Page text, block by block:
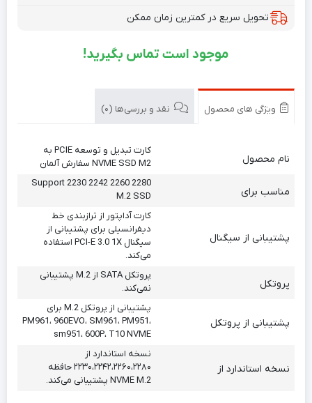
تحویل سریع در کمترین زمان ممکن
موجود است تماس بگیرید!
ویژگی های محصول نقد و بررسی‌ها (0)
نام محصول
کارت‌ تبدیل و توسعه PCIE به
NVME SSD M2 سفارش آلمان
مناسب برای
Support 2230 2242 2260 2280
M.2 SSD
پشتیبانی از سیگنال
کارت آداپتور از ترازبندی خط
دیفرانسیلی برای پشتیبانی از
سیگنال PCI-E 3.0 1X استفاده
می‌کند.
پروتکل
پروتکل SATA از M.2 پشتیبانی
نمی‌کند.
پشتیبانی از پروتکل
پشتیبانی از پروتکل M.2 برای
PM961، 960EVO، SM961، PM951،
sm951، 600P، T10 NVME
نسخه استاندارد از
نسخه استاندارد از
۲۲۳۰،۲۲۴۲،۲۲۶۰،۲۲۸۰ حافظه
NVME M.2 پشتیبانی می‌کند.